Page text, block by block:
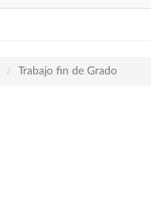
Trabajo fin de Grado